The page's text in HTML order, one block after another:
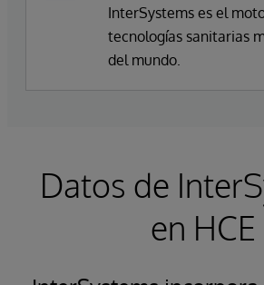
InterSystems es el
tecnologías sanitarias
del mundo.
Datos de
en HCE